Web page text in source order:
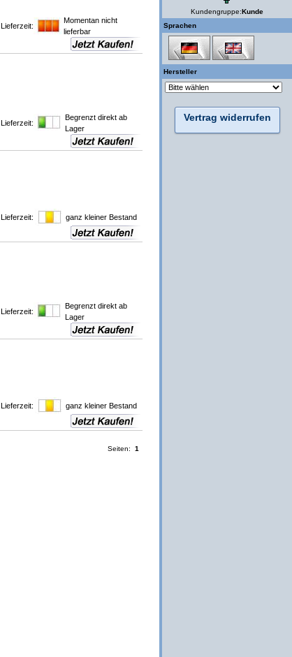
Lieferzeit:
Momentan nicht
lieferbar
Lieferzeit:
Begrenzt direkt ab
Lager
Lieferzeit:
ganz kleiner Bestand
Lieferzeit:
Begrenzt direkt ab
Lager
Lieferzeit:
ganz kleiner Bestand
Seiten: 1
Kundengruppe:Kunde
Sprachen
Hersteller
Vertrag widerrufen